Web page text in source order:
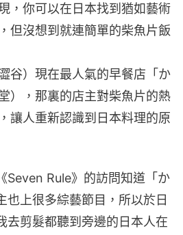
，你可以在日本找到猶如藝術
但沒想到就連簡單的柴魚片飯
谷）現在最人氣的早餐店「か
），那裏的店主對柴魚片的熱
讓人重新認識到日本料理的原
Seven Rule》的訪問知道「か
也上很多綜藝節目，所以於日
去剪髮都聽到旁邊的日本人在